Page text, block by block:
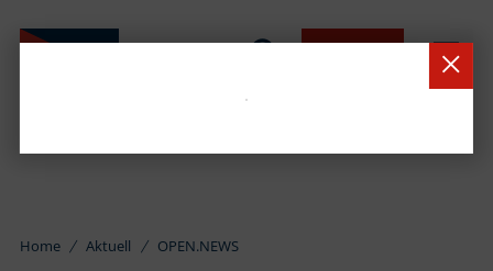
Home Aktuell OPEN.NEWS